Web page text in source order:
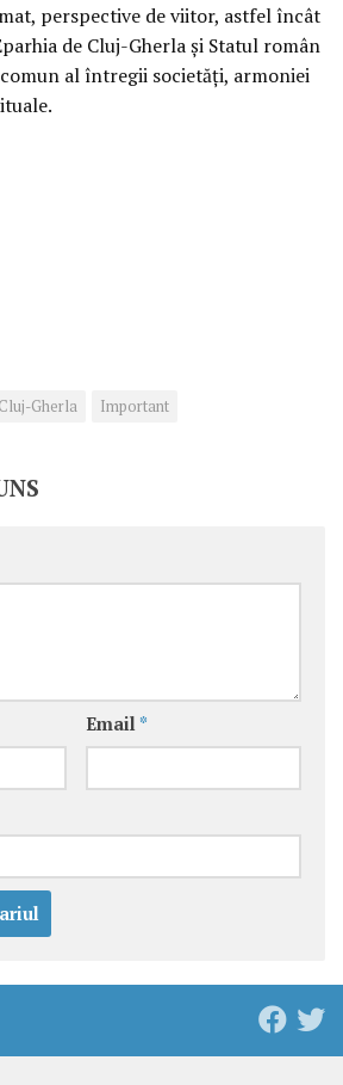
perspective de viitor, astfel încât
de Cluj-Gherla și Statul român
al întregii societăți, armoniei
Gherla Important
Email *